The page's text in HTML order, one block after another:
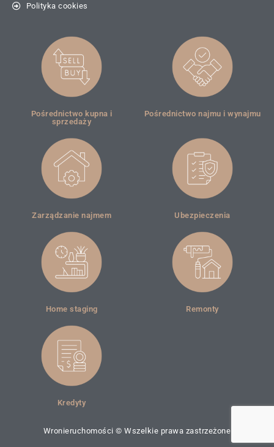
Polityka cookies
Pośrednictwo kupna i
sprzedaży
Pośrednictwo najmu i wynajmu
Zarządzanie najmem Ubezpieczenia
Home staging Remonty
Kredyty
Wronieruchomości © Wszelkie prawa zastrzeżone